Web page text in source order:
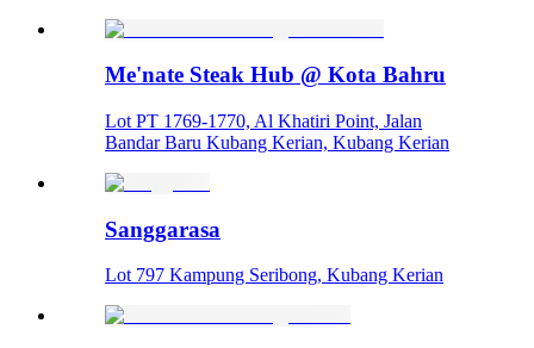
Me'nate Steak Hub @ Kota Bahru
Lot PT 1769-1770, Al Khatiri Point, Jalan
Bandar Baru Kubang Kerian, Kubang Kerian
Sanggarasa
Lot 797 Kampung Seribong, Kubang Kerian